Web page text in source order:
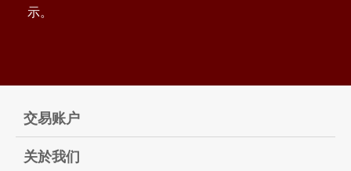
示。
交易账户
关於我们